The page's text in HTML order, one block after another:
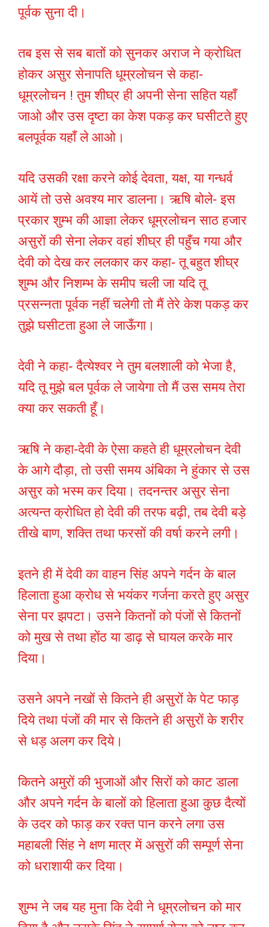
पूर्वक सुना दी।
तब इस से सब बातों को सुनकर अराज ने क्रोधित
होकर असुर सेनापति धूम्रलोचन से कहा-
धूम्रलोचन ! तुम शीघ्र ही अपनी सेना सहित यहाँ
जाओ और उस दृष्टा का केश पकड़ कर घसीटते हुए
बलपूर्वक यहाँ ले आओ।
यदि उसकी रक्षा करने कोई देवता, यक्ष, या गन्धर्व
आयें तो उसे अवश्य मार डालना। ऋषि बोले- इस
प्रकार शुम्भ की आज्ञा लेकर धूम्रलोचन साठ हजार
असुरों की सेना लेकर वहां शीघ्र ही पहुँच गया और
देवी को देख कर ललकार कर कहा- तू बहुत शीघ्र
शुम्भ और निशम्भ के समीप चली जा यदि तू
प्रसन्नता पूर्वक नहीं चलेगी तो मैं तेरे केश पकड़ कर
तुझे घसीटता हुआ ले जाऊँगा।
देवी ने कहा- दैत्येश्वर ने तुम बलशाली को भेजा है,
यदि तू मुझे बल पूर्वक ले जायेगा तो मैं उस समय तेरा
क्या कर सकती हूँ।
ऋषि ने कहा-देवी के ऐसा कहते ही धूम्रलोचन देवी
के आगे दौड़ा, तो उसी समय अंबिका ने हुंकार से उस
असुर को भस्म कर दिया। तदनन्तर असुर सेना
अत्यन्त क्रोधित हो देवी की तरफ बढ़ी, तब देवी बड़े
तीखे बाण, शक्ति तथा फरसों की वर्षा करने लगी।
इतने ही में देवी का वाहन सिंह अपने गर्दन के बाल
हिलाता हुआ क्रोध से भयंकर गर्जना करते हुए असुर
सेना पर झपटा। उसने कितनों को पंजों से कितनों
को मुख से तथा होंठ या डाढ़ से घायल करके मार
दिया।
उसने अपने नखों से कितने ही असुरों के पेट फाड़
दिये तथा पंजों की मार से कितने ही असुरों के शरीर
से धड़ अलग कर दिये।
कितने अमुरों की भुजाओं और सिरों को काट डाला
और अपने गर्दन के बालों को हिलाता हुआ कुछ दैत्यों
के उदर को फाड़ कर रक्त पान करने लगा उस
महाबली सिंह ने क्षण मात्र में असुरों की सम्पूर्ण सेना
को धराशायी कर दिया।
शुम्भ ने जब यह मुना कि देवी ने धूम्रलोचन को मार